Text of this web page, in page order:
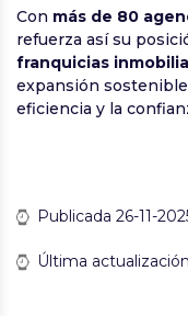
Con más de 80
refuerza así su
franquicias
expansión
eficiencia y la
Publicada 26-11-
Última actualización